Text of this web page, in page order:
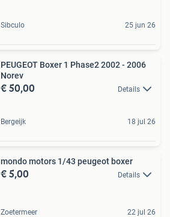
Sibculo 25 jun 26
PEUGEOT Boxer 1 Phase2 2002 - 2006
Norev
€ 50,00 Details
Bergeijk 18 jul 26
mondo motors 1/43 peugeot boxer
€ 5,00 Details
Zoetermeer 22 jul 26